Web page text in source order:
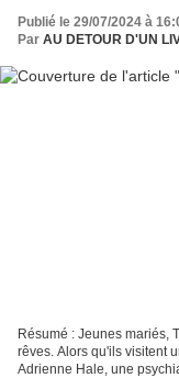
Publié le 29/07/2024 à
Par AU DETOUR D'UN
Résumé : Jeunes mariés,
rêves. Alors qu'ils visitent
Adrienne Hale, une